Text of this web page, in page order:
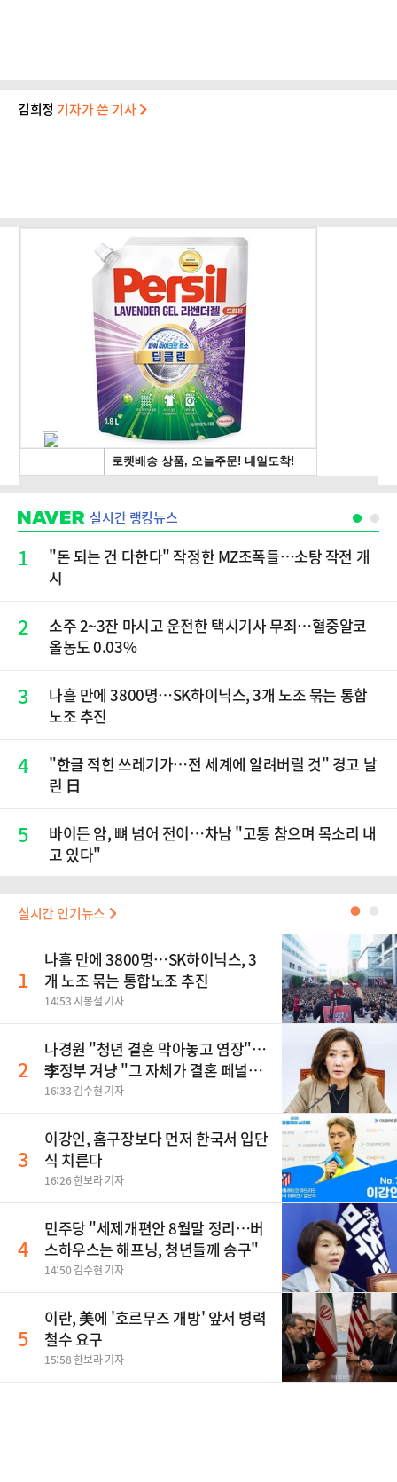
김희정 기자가 쓴 기사
실시간 랭킹뉴스
1
"돈 되는 건 다한다" 작정한 MZ조폭들…소탕 작전 개
시
2
소주 2~3잔 마시고 운전한 택시기사 무죄…혈중알코
올농도 0.03%
3
나흘 만에 3800명…SK하이닉스, 3개 노조 묶는 통합
노조 추진
4
"한글 적힌 쓰레기가…전 세계에 알려버릴 것" 경고 날
린 日
5
바이든 암, 뼈 넘어 전이…차남 "고통 참으며 목소리 내
고 있다"
실시간 인기뉴스 ●
1
나흘 만에 3800명…SK하이닉스, 3
개 노조 묶는 통합노조 추진
14:53 지봉철 기자
2
나경원 "청년 결혼 막아놓고 염장"…
李정부 겨냥 "그 자체가 결혼 페널
티"
16:33 김수현 기자
3
이강인, 홈구장보다 먼저 한국서 입단
식 치른다
16:26 한보라 기자
4
민주당 "세제개편안 8월말 정리…버
스하우스는 해프닝, 청년들께 송구"
14:50 김수현 기자
5
이란, 美에 '호르무즈 개방' 앞서 병력
철수 요구
15:58 한보라 기자